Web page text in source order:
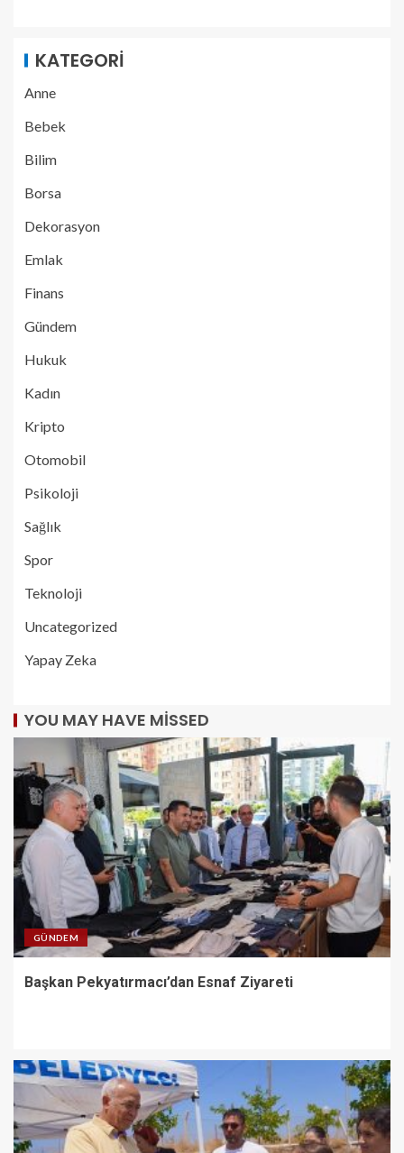
KATEGORI
Anne
Bebek
Bilim
Borsa
Dekorasyon
Emlak
Finans
Gündem
Hukuk
Kadın
Kripto
Otomobil
Psikoloji
Sağlık
Spor
Teknoloji
Uncategorized
Yapay Zeka
YOU MAY HAVE MISSED
GÜNDEM
Başkan Pekyatırmacı’dan Esnaf Ziyareti